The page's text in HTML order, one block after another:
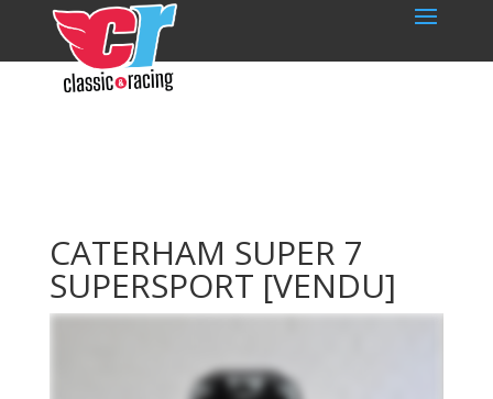
CATERHAM SUPER 7
SUPERSPORT [VENDU]